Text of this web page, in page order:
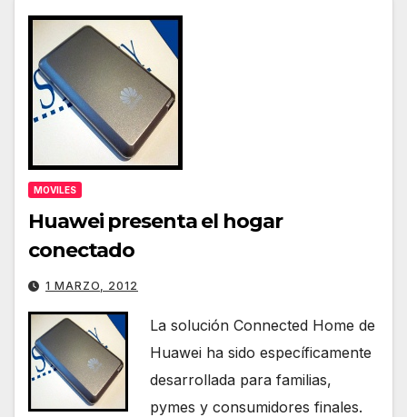
MOVILES
Huawei presenta el hogar
conectado
1 MARZO, 2012
La solución Connected Home de
Huawei ha sido específicamente
desarrollada para familias,
pymes y consumidores finales.